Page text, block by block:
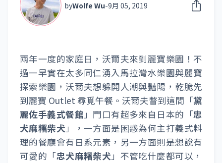
byWolfe Wu-9月 05, 2019
兩年一度的家庭日，沃爾夫來到麗寶樂園！不
過一早實在太多同仁湧入馬拉灣水樂園與麗寶
探索樂園，沃爾夫想躲開人潮與豔陽，乾脆先
到麗寶 Outlet 尋覓午餐。沃爾夫瞥到這間「黛
麗佐手義式餐館」門口有超多來自日本的「忠
犬麻糬柴犬」，一方面是困惑為何主打義式料
理的餐廳會有日系元素，另一方面則是想說有
可愛的「忠犬麻糬柴犬」不管吃什麼都可以，